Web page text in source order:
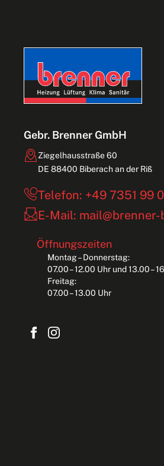
Gebr. Brenner GmbH
Ziegelhausstraße 60
DE 88400 Biberach an der Riß
Telefon: +49 7351 99
E-Mail: mail@brenner-
Öffnungszeiten
Montag – Donnerstag:
07.00 – 12.00 Uhr und 13.00 –
Freitag:
07.00 – 13.00 Uhr